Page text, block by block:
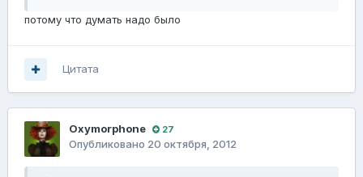
потому что думать надо было
Цитата
Oxymorphone 27
Опубликовано 20 октября, 2012